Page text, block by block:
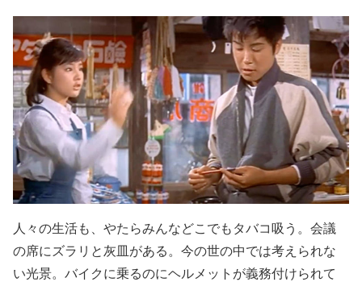
人々の生活も、やたらみんなどこでもタバコ吸う。会議
の席にズラリと灰皿がある。今の世の中では考えられな
い光景。バイクに乗るのにヘルメットが義務付けられて